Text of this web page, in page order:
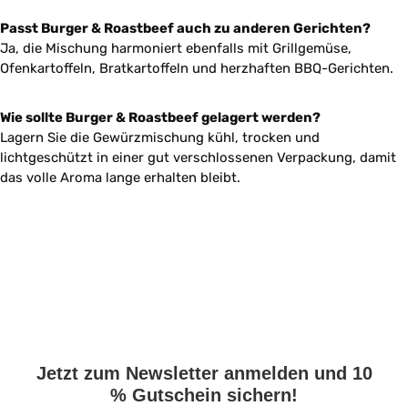
Passt Burger & Roastbeef auch zu anderen Gerichten?
Ja, die Mischung harmoniert ebenfalls mit Grillgemüse,
Ofenkartoffeln, Bratkartoffeln und herzhaften BBQ-Gerichten.
Wie sollte Burger & Roastbeef gelagert werden?
Lagern Sie die Gewürzmischung kühl, trocken und
lichtgeschützt in einer gut verschlossenen Verpackung, damit
das volle Aroma lange erhalten bleibt.
Jetzt zum Newsletter anmelden und 10
% Gutschein sichern!